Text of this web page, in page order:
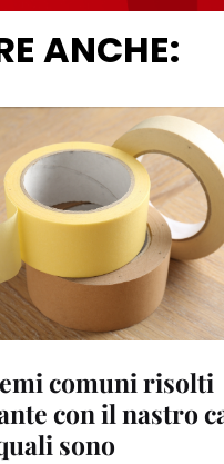
ANCHE:
comuni risolti
con il nastro
sono